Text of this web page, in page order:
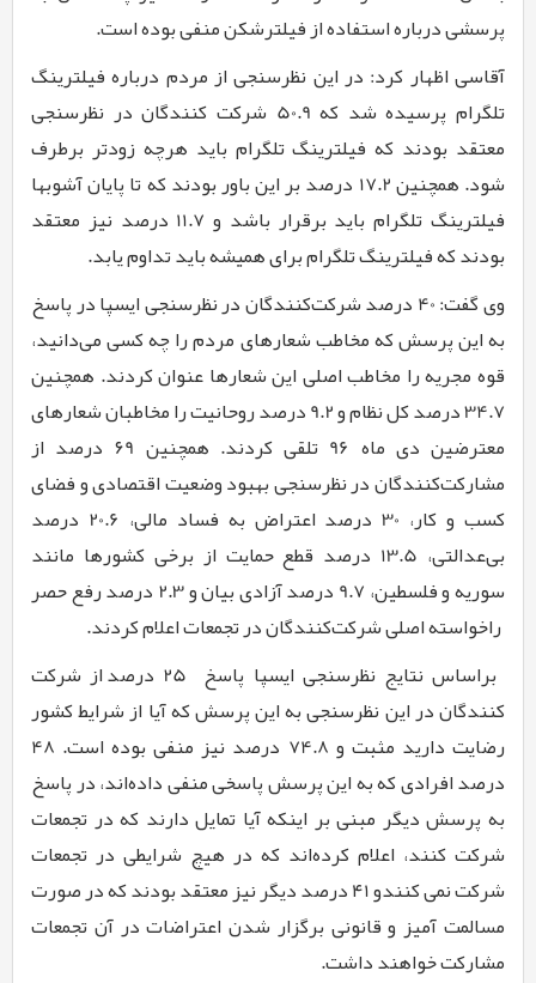
پرسشی درباره استفاده از فیلترشکن منفی بوده است.
آقاسی اظهار کرد: در این نظرسنجی از مردم درباره فیلترینگ
تلگرام پرسیده شد که 50.9 شرکت کنندگان در نظرسنجی
معتقد بودند که فیلترینگ تلگرام باید هرچه زودتر برطرف
شود. همچنین17.2 درصد بر این باور بودند که تا پایان آشوبها
فیلترینگ تلگرام باید برقرار باشد و 11.7 درصد نیز معتقد
بودند که فیلترینگ تلگرام برای همیشه باید تداوم یابد.
وی گفت:40درصد شرکت‌کنندگان در نظرسنجی ایسپا در پاسخ
به این پرسش که مخاطب شعارهای مردم را چه کسی می‌دانید،
قوه مجریه را مخاطب اصلی این شعارها عنوان کردند. همچنین
34.7درصد کل نظام و9.2درصد روحانیت را مخاطبان شعارهای
معترضین دی ماه 96 تلقی کردند. همچنین ۶9 درصد از
مشارکت‌کنندگان در نظرسنجی بهبود وضعیت اقتصادی و فضای
کسب و کار، 30درصد اعتراض به فساد مالی، 20.6 درصد
بی‌عدالتی، 13.5 درصد قطع حمایت از برخی کشورها مانند
سوریه و فلسطین،9.7درصد آزادی بیان و2.3درصد رفع حصر
راخواسته اصلی شرکت‌کنندگان در تجمعات اعلام کردند.
براساس نتایج نظرسنجی ایسپا پاسخ 25 درصد از شرکت
کنندگان در این نظرسنجی به این پرسش که آیا از شرایط کشور
رضایت دارید مثبت و 74.8 درصد نیز منفی بوده است. 48
درصد افرادی که به این پرسش پاسخی منفی داده‌اند، در پاسخ
به پرسش دیگر مبنی بر اینکه آیا تمایل دارند که در تجمعات
شرکت کنند، اعلام کرده‌اند که در هیچ شرایطی در تجمعات
شرکت نمی کنندو۴1درصد دیگر نیز معتقد بودند که در صورت
مسالمت آمیز و قانونی برگزار شدن اعتراضات در آن تجمعات
مشارکت خواهند داشت.